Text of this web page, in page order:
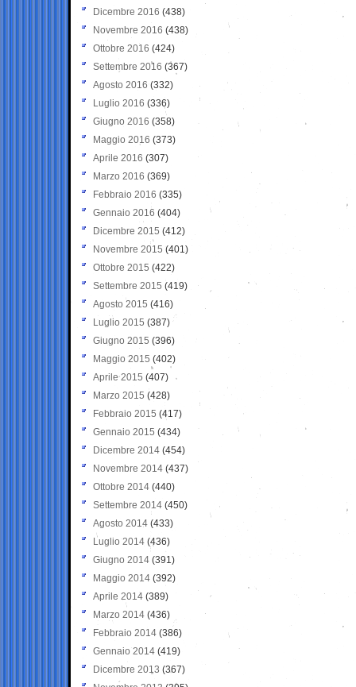
Dicembre 2016 (438)
Novembre 2016 (438)
Ottobre 2016 (424)
Settembre 2016 (367)
Agosto 2016 (332)
Luglio 2016 (336)
Giugno 2016 (358)
Maggio 2016 (373)
Aprile 2016 (307)
Marzo 2016 (369)
Febbraio 2016 (335)
Gennaio 2016 (404)
Dicembre 2015 (412)
Novembre 2015 (401)
Ottobre 2015 (422)
Settembre 2015 (419)
Agosto 2015 (416)
Luglio 2015 (387)
Giugno 2015 (396)
Maggio 2015 (402)
Aprile 2015 (407)
Marzo 2015 (428)
Febbraio 2015 (417)
Gennaio 2015 (434)
Dicembre 2014 (454)
Novembre 2014 (437)
Ottobre 2014 (440)
Settembre 2014 (450)
Agosto 2014 (433)
Luglio 2014 (436)
Giugno 2014 (391)
Maggio 2014 (392)
Aprile 2014 (389)
Marzo 2014 (436)
Febbraio 2014 (386)
Gennaio 2014 (419)
Dicembre 2013 (367)